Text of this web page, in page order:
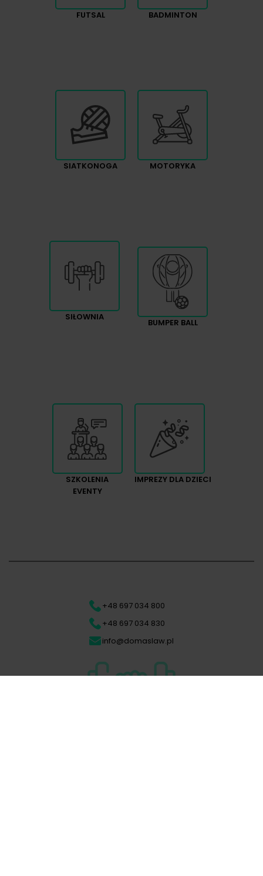
FUTSAL BADMINTON
SIATKONOGA MOTORYKA
SIŁOWNIA
BUMPER BALL
SZKOLENIA
EVENTY
IMPREZY DLA DZIECI
+48 697 034 800
+48 697 034 830
info@domaslaw.pl